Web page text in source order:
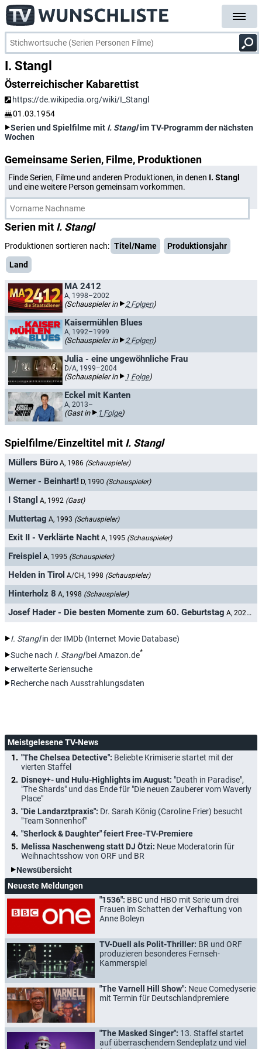
I. Stangl
Österreichischer Kabarettist
https://de.wikipedia.org/wiki/I_Stangl
01.03.1954
Serien und Spielfilme mit I. Stanglim TV-Programm der nächsten
Wochen
Gemeinsame Serien, Filme, Produktionen
Finde Serien, Filme und anderen Produktionen, in denen I. Stangl
und eine weitere Person gemeinsam vorkommen.
Serien mit I. Stangl
Produktionen sortieren nach: Titel/Name
Produktionsjahr
Land
MA 2412
A, 1998–2002
(Schauspieler in 2 Folgen)
Kaisermühlen Blues
A, 1992–1999
(Schauspieler in 2 Folgen)
Julia - eine ungewöhnliche Frau
D/A, 1999–2004
(Schauspieler in 1 Folge)
Eckel mit Kanten
A, 2013–
(Gast in 1 Folge)
Spielfilme/Einzeltitel mit I. Stangl
Müllers Büro A, 1986 (Schauspieler)
Werner - Beinhart! D, 1990 (Schauspieler)
I Stangl A, 1992 (Gast)
Muttertag A, 1993 (Schauspieler)
Exit II - Verklärte Nacht A, 1995 (Schauspieler)
Freispiel A, 1995 (Schauspieler)
Helden in Tirol A/CH, 1998 (Schauspieler)
Hinterholz 8 A, 1998 (Schauspieler)
Josef Hader - Die besten Momente zum 60. Geburtstag A, 2022
I. Stanglin der IMDb (Internet Movie Database)
Suche nach I. Stanglbei Amazon.de*
erweiterte Seriensuche
Recherche nach Ausstrahlungsdaten
Meistgelesene TV-News
"The Chelsea Detective": Beliebte Krimiserie startet mit der
vierten Staffel
Disney+- und Hulu-Highlights im August: "Death in Paradise",
"The Shards" und das Ende für "Die neuen Zauberer vom Waverly
Place"
"Die Landarztpraxis": Dr. Sarah König (Caroline Frier) besucht
"Team Sonnenhof"
"Sherlock & Daughter" feiert Free-TV-Premiere
Melissa Naschenweng statt DJ Ötzi: Neue Moderatorin für
Weihnachtsshow von ORF und BR
Newsübersicht
Neueste Meldungen
"1536": BBC und HBO mit Serie um drei
Frauen im Schatten der Verhaftung von
Anne Boleyn
TV-Duell als Polit-Thriller: BR und ORF
produzieren besonderes Fernseh-
Kammerspiel
"The Varnell Hill Show": Neue Comedyserie
mit Termin für Deutschlandpremiere
"The Masked Singer": 13. Staffel startet
auf überraschendem Sendeplatz und viel